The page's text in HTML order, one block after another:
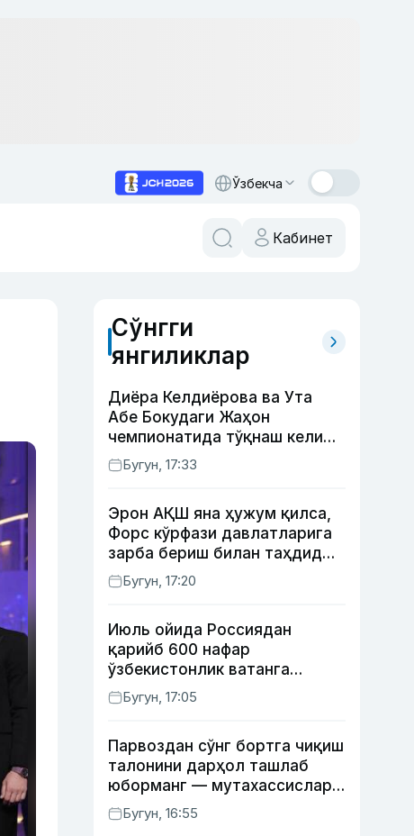
Ўзбекча
Кабинет
Сўнгги
янгиликлар
Диёра Келдиёрова ва Ута
Абе Бокудаги Жаҳон
чемпионатида тўқнаш келиши
мумкин — ОАВ
Бугун, 17:33
Эрон АҚШ яна ҳужум қилса,
Форс кўрфази давлатларига
зарба бериш билан таҳдид
қилди
Бугун, 17:20
Июль ойида Россиядан
қарийб 600 нафар
ўзбекистонлик ватанга
қайтарилди
Бугун, 17:05
Парвоздан сўнг бортга чиқиш
талонини дарҳол ташлаб
юборманг — мутахассислар
бунинг сабабини тушунтирди
Бугун, 16:55